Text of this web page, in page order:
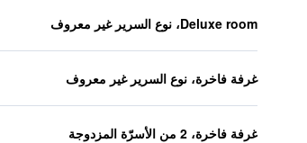
Deluxe room، نوع السرير غير معروف
غرفة فاخرة، نوع السرير غير معروف
غرفة فاخرة، 2 من الأسرّة المزدوجة